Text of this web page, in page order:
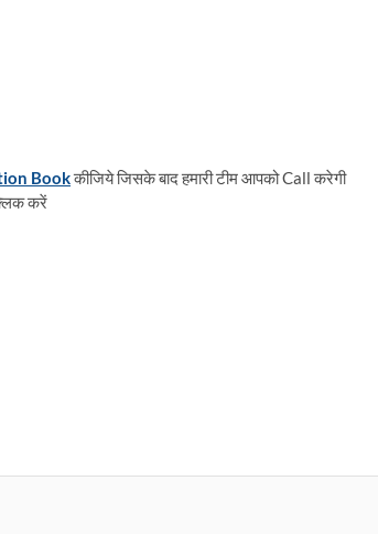
Bookकीजिये जिसके बाद हमारी टीम आपको Call करेगी
करें